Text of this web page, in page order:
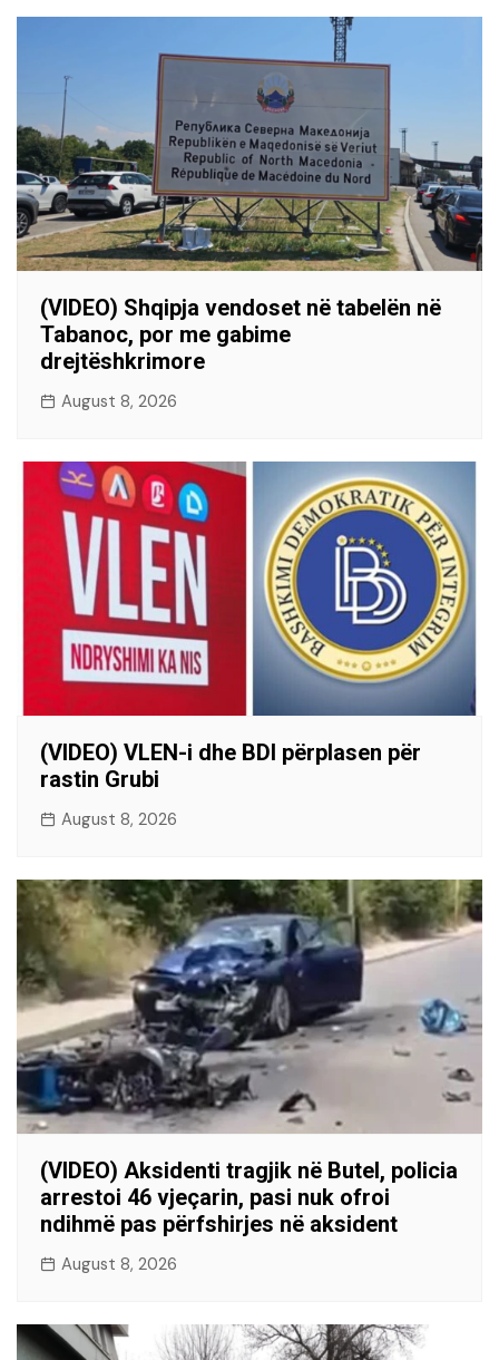
(VIDEO) Shqipja vendoset në tabelën në
Tabanoc, por me gabime
drejtëshkrimore
August 8, 2026
(VIDEO) VLEN-i dhe BDI përplasen për
rastin Grubi
August 8, 2026
(VIDEO) Aksidenti tragjik në Butel, policia
arrestoi 46 vjeçarin, pasi nuk ofroi
ndihmë pas përfshirjes në aksident
August 8, 2026